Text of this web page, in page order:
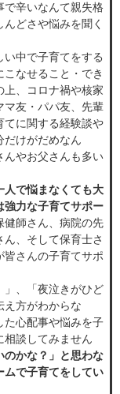
で辛いなんて親失格
どさや悩みを聞く
中で子育てをする
なせること・でき
上、コロナ禍や核家
マ友・パパ友、先輩
てに関する経験談や
だけがだめなん
んやお父さんも多い
人で悩まなくても大
強力な子育てサポー
健師さん、病院の先
、そして保育士さ
皆さんの子育てサポ
、「夜泣きがひど
え方がわからな
た心配事や悩みを子
相談してみません
のかな？」と思わな
ムで子育てをしてい